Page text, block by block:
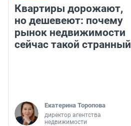
Квартиры дорожают,
но дешевеют: почему
рынок недвижимости
сейчас такой странный
Екатерина Торопова
директор агентства
недвижимости